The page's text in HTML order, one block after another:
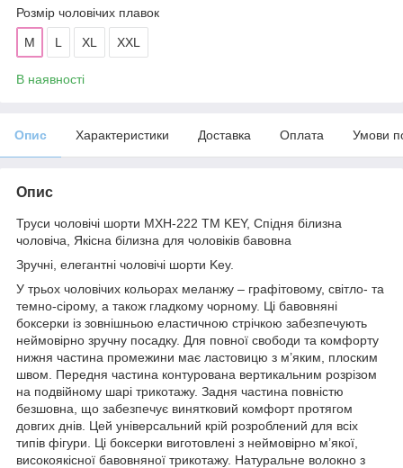
Розмір чоловічих плавок
M L XL XXL
В наявності
Опис Характеристики Доставка Оплата Умови
Опис
Труси чоловічі шорти MXH-222 ТМ KEY, Спідня білизна
чоловіча, Якісна білизна для чоловіків бавовна
Зручні, елегантні чоловічі шорти Key.
У трьох чоловічих кольорах меланжу – графітовому, світло- та
темно-сірому, а також гладкому чорному. Ці бавовняні
боксерки із зовнішньою еластичною стрічкою забезпечують
неймовірно зручну посадку. Для повної свободи та комфорту
нижня частина промежини має ластовицю з м’яким, плоским
швом. Передня частина контурована вертикальним розрізом
на подвійному шарі трикотажу. Задня частина повністю
безшовна, що забезпечує винятковий комфорт протягом
довгих днів. Цей універсальний крій розроблений для всіх
типів фігури. Ці боксерки виготовлені з неймовірно м’якої,
високоякісної бавовняної трикотажу. Натуральне волокно з